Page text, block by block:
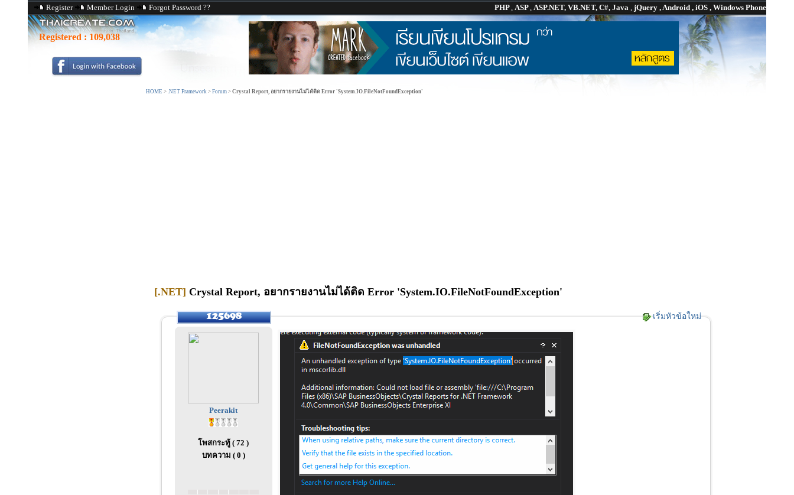
Register Member Login Forgot Password ?? PHP, ASP, ASP.NET, VB.NET, C#, Java , jQuery , Android , iOS , Windows Phone
Registered : 109,038
HOME > .NET Framework > Forum > Crystal Report, อยากรายงานไม่ได้ติด Error 'System.IO.FileNotFoundException'
[.NET] Crystal Report, อยากรายงานไม่ได้ติด Error 'System.IO.FileNotFoundException'
เริ่มหัวข้อใหม่
Peerakit
โพสกระทู้ ( 72 )
บทความ ( 0 )